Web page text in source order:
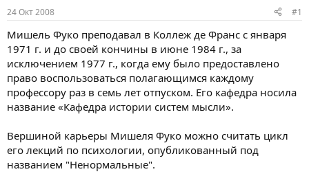
ы
л
а
24 Окт 2008 #1
Мишель Фуко преподавал в Коллеж де Франс с января
1971 г. и до своей кончины в июне 1984 г., за
исключением 1977 г., когда ему было предоставлено
право воспользоваться полагающимся каждому
профессору раз в семь лет отпуском. Его кафедра носила
название «Кафедра истории систем мысли».
Вершиной карьеры Мишеля Фуко можно считать цикл
его лекций по психологии, опубликованный под
названием "Ненормальные".